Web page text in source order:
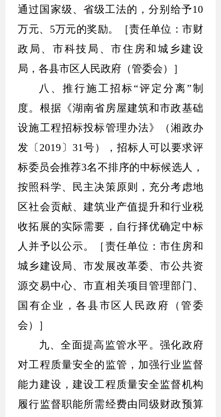
通过国家级、省级工法的，分别给予10
万元、 5万元的奖励。［责任单位：市财
政局、市科技局、市住房和城乡建设
局，各县市区人民政府（管委会）］
八、推行施工招标“评定分离”制
度。 根据《湖南省房屋建筑和市政基础
设施工程招标投标管理办法》（湘政办
发〔 2019 〕 31号），招标人可以要求评
标委员会推荐3名不排序的中标候选人，
按照科学、民主决策原则，充分考虑地
区社会贡献、建筑业产值提升和行业税
收拓展的实际需要，自行择优确定中标
人并予以公示。［责任单位：市住房和
城乡建设局、市发展改革委、市公共资
源交易中心、市直相关项目管理部门、
国有企业，各县市区人民政府（管委
会）］
九、全面提高监管水平。 强化政府
对工程质量安全的监管，加强行业监督
能力建设，建设工程质量安全监督机构
履行监督职能所需经费由同级财政预算